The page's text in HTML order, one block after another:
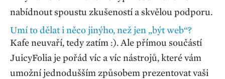
nabídnout spoustu zkušeností a skvělou podporu.
Umí to dělat i něco jinýho, než jen „být web“?
Kafe neuvaří, tedy zatím :). Ale přímou součástí
JuicyFolia je pořád víc a víc nástrojů, které vám
umožní jednodušším způsobem prezentovat vaši